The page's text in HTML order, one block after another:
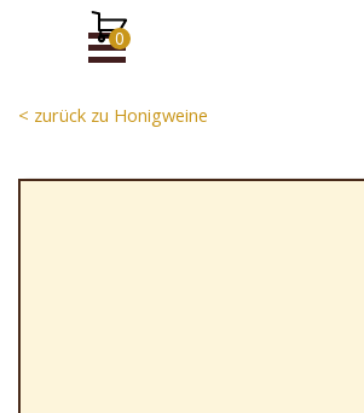
Direkt zum Seiteninhalt
Menü überspringen
< zurück zu Honigweine